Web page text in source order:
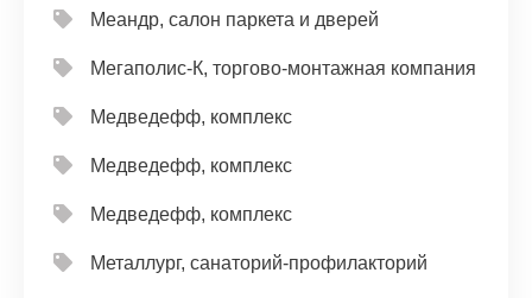
Меандр, салон паркета и дверей
Мегаполис-К, торгово-монтажная компания
Медведефф, комплекс
Медведефф, комплекс
Медведефф, комплекс
Металлург, санаторий-профилакторий